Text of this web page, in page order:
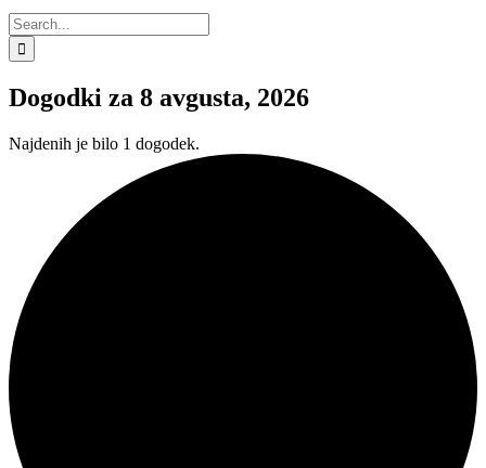
Search
for:
Dogodki za 8 avgusta, 2026
Najdenih je bilo 1 dogodek.